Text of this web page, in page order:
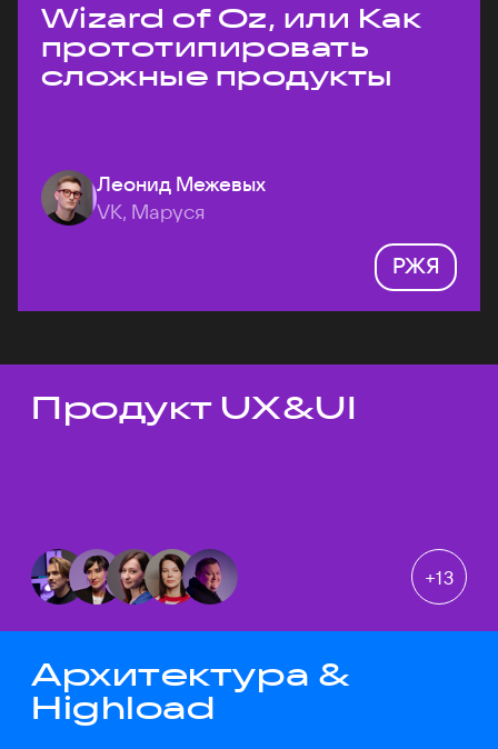
Wizard of Oz, или Как
прототипировать
сложные продукты
Леонид Межевых
VK, Маруся
РЖЯ
Темы докладов
Продукт UX&UI
+13
Архитектура &
Highload